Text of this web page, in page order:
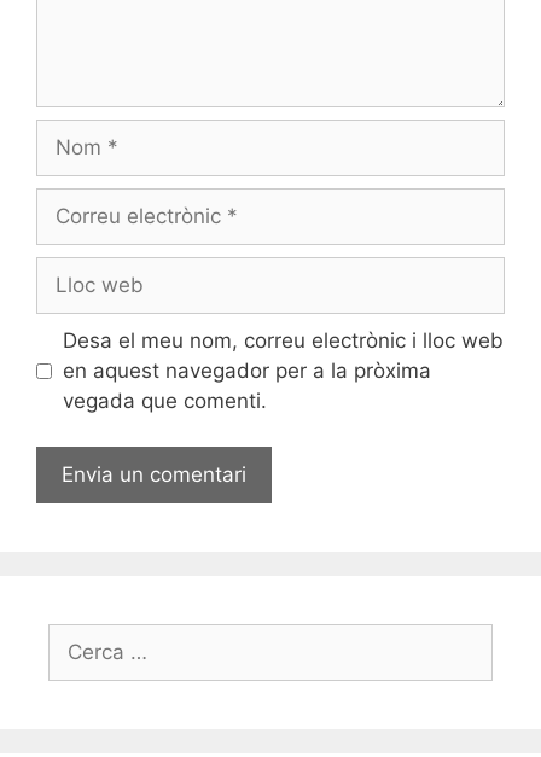
electrònic
web
Desa el meu nom, correu electrònic i lloc web
en aquest navegador per a la pròxima
vegada que comenti.
Cerca: